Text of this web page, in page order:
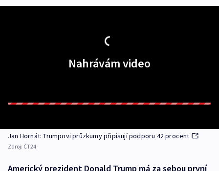
Nahrávám video
Jan Hornát: Trumpovi průzkumy připisují podporu 42 procent
Zdroj: ČT24
Americký prezident Donald Trump má za sebou první